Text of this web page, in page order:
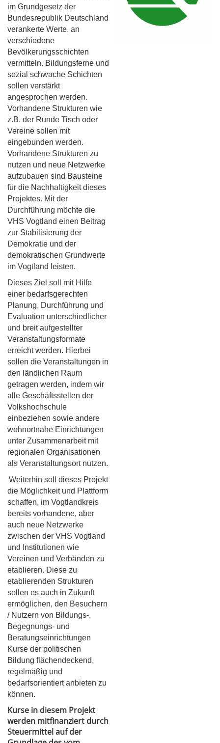
im Grundgesetz der
Bundesrepublik Deutschland
verankerte Werte, an
verschiedene
Bevölkerungsschichten
vermitteln. Bildungsferne und
sozial schwache Schichten
sollen verstärkt
angesprochen werden.
Vorhandene Strukturen wie
z.B. der Runde Tisch oder
Vereine sollen mit
eingebunden werden.
Vorhandene Strukturen zu
nutzen und neue Netzwerke
aufzubauen sind Bausteine
für die Nachhaltigkeit dieses
Projektes. Mit der
Durchführung möchte die
VHS Vogtland einen Beitrag
zur Stabilisierung der
Demokratie und der
demokratischen Grundwerte
im Vogtland leisten.
Dieses Ziel soll mit Hilfe
einer bedarfsgerechten
Planung, Durchführung und
Evaluation unterschiedlicher
und breit aufgestellter
Veranstaltungsformate
erreicht werden. Hierbei
sollen die Veranstaltungen in
den ländlichen Raum
getragen werden, indem wir
alle Geschäftsstellen der
Volkshochschule
einbeziehen sowie andere
wohnortnahe Einrichtungen
unter Zusammenarbeit mit
regionalen Organisationen
als Veranstaltungsort nutzen.
Weiterhin soll dieses Projekt
die Möglichkeit und Plattform
schaffen, im Vogtlandkreis
bereits vorhandene, aber
auch neue Netzwerke
zwischen der VHS Vogtland
und Institutionen wie
Vereinen und Verbänden zu
etablieren. Diese zu
etablierenden Strukturen
sollen es auch in Zukunft
ermöglichen, den Besuchern
/ Nutzern von Bildungs-,
Begegnungs- und
Beratungseinrichtungen
Kurse der politischen
Bildung flächendeckend,
regelmäßig und
bedarfsorientiert anbieten zu
können.
Kurse in diesem Projekt
werden mitfinanziert durch
Steuermittel auf der